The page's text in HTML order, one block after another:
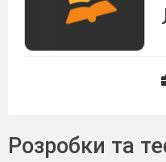
Розробки та